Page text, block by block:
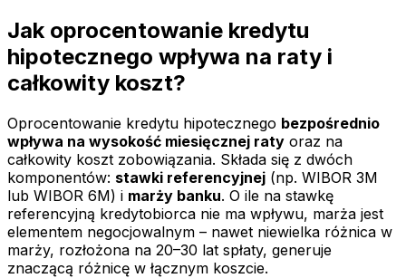
Jak oprocentowanie kredytu
hipotecznego wpływa na raty i
całkowity koszt?
Oprocentowanie kredytu hipotecznego bezpośrednio
wpływa na wysokość miesięcznej raty oraz na
całkowity koszt zobowiązania. Składa się z dwóch
komponentów: stawki referencyjnej (np. WIBOR 3M
lub WIBOR 6M) i marży banku. O ile na stawkę
referencyjną kredytobiorca nie ma wpływu, marża jest
elementem negocjowalnym – nawet niewielka różnica w
marży, rozłożona na 20–30 lat spłaty, generuje
znaczącą różnicę w łącznym koszcie.